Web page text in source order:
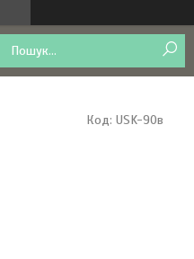
Код: USK-90в